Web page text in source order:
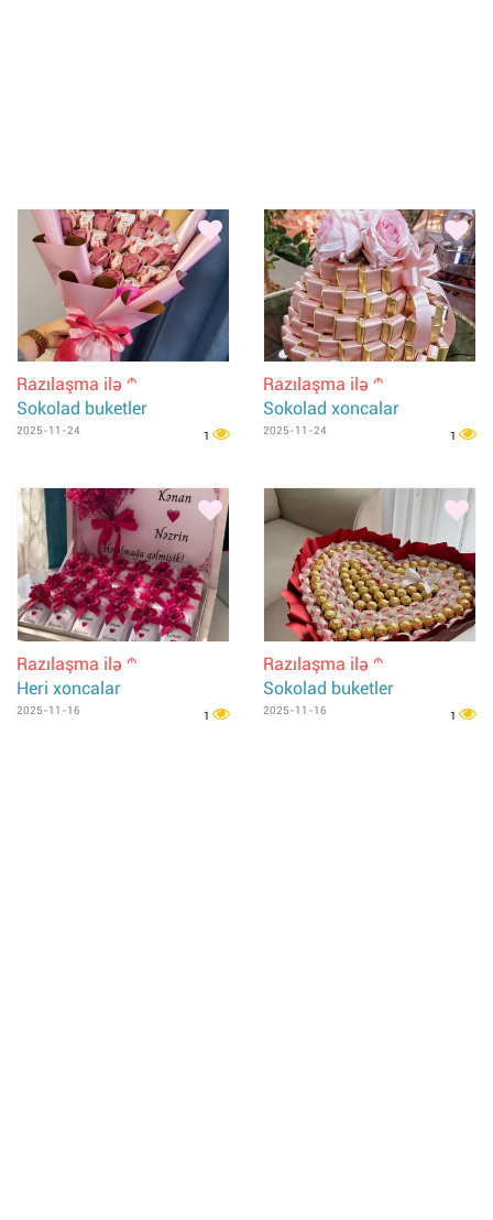
Razılaşma ilə m
Sokolad buketler
2025-11-24 1
Razılaşma ilə m
Sokolad xoncalar
2025-11-24 1
Razılaşma ilə m
Heri xoncalar
2025-11-16 1
Razılaşma ilə m
Sokolad buketler
2025-11-16 1